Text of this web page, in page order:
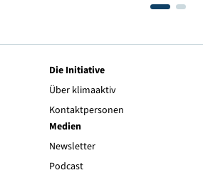
Die Initiative
Über klimaaktiv
Kontaktpersonen
Medien
Newsletter
Podcast